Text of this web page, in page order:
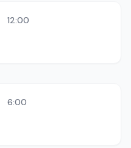
12:00
6:00